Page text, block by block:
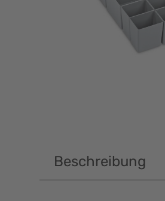
Beschreibung